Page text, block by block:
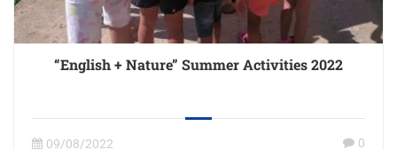
“English + Nature” Summer Activities 2022
09/08/2022 0